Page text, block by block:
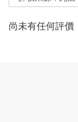
尚未有任何評價